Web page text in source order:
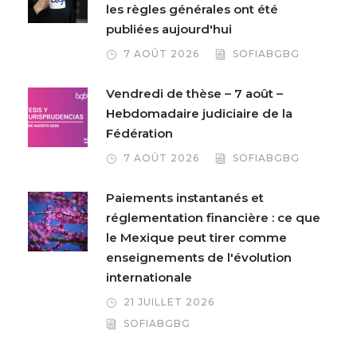
les règles générales ont été
publiées aujourd'hui
7 AOÛT 2026 SOFIABGBG
Vendredi de thèse – 7 août –
Hebdomadaire judiciaire de la
Fédération
7 AOÛT 2026 SOFIABGBG
Paiements instantanés et
réglementation financière : ce que
le Mexique peut tirer comme
enseignements de l'évolution
internationale
21 JUILLET 2026
SOFIABGBG